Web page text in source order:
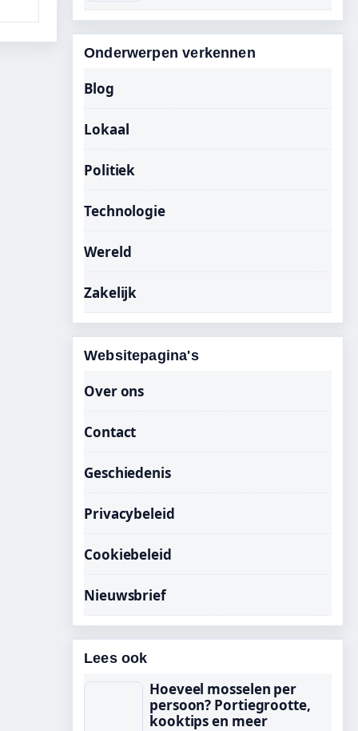
Onderwerpen verkennen
Blog
Lokaal
Politiek
Technologie
Wereld
Zakelijk
Websitepagina's
Over ons
Contact
Geschiedenis
Privacybeleid
Cookiebeleid
Nieuwsbrief
Lees ook
Hoeveel mosselen per
persoon? Portiegrootte,
kooktips en meer